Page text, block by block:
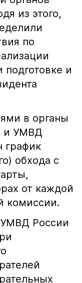
из этого,
по
и
в органы
и УМВД
график
обхода с
от каждой
комиссии.
России